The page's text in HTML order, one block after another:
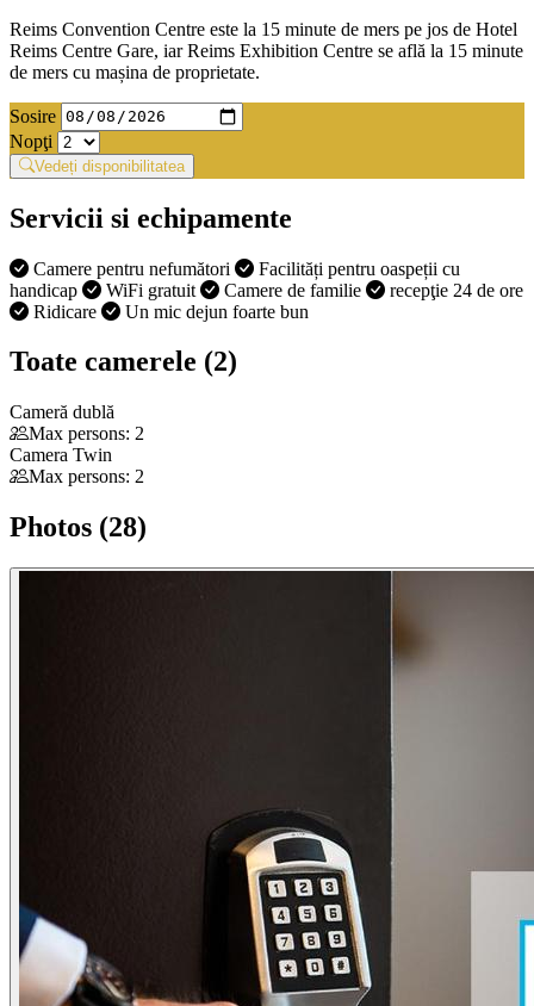
Reims Convention Centre este la 15 minute de mers pe jos de Hotel
Reims Centre Gare, iar Reims Exhibition Centre se află la 15 minute
de mers cu mașina de proprietate.
Sosire
Nopţi
Vedeți disponibilitatea
Servicii si echipamente
Camere pentru nefumători
Facilități pentru oaspeții cu
handicap
WiFi gratuit Camere de familie
recepţie 24 de ore
Ridicare
Un mic dejun foarte bun
Toate camerele (2)
Cameră dublă
Max persons: 2
Camera Twin
Max persons: 2
Photos (28)